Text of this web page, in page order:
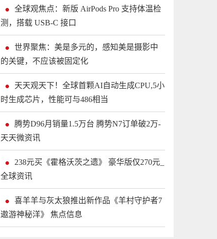
全球观焦点：新版 AirPods Pro 支持体温检
测，搭载 USB-C 接口
世界聚焦：美是多元的，感知美是摄影中
的关键，不应该被固定化
天天观天下！全球首颗AI自动生成CPU,5小
时生成芯片，性能可与486相当
腾势D96月销量1.5万台 腾势N7订单破2万-
天天微资讯
238元买《霍格沃茨之遗》 豪华版仅270元_
全球资讯
喜羊羊与灰太狼推出新作品《羊村守护者7
遨游神秘洋》 焦点信息